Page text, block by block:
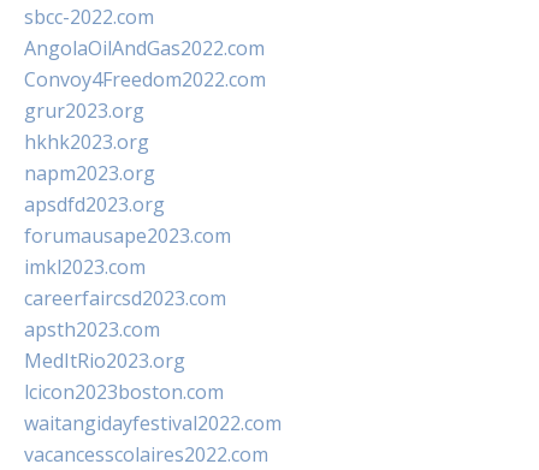
sbcc-2022.com
AngolaOilAndGas2022.com
Convoy4Freedom2022.com
grur2023.org
hkhk2023.org
napm2023.org
apsdfd2023.org
forumausape2023.com
imkl2023.com
careerfaircsd2023.com
apsth2023.com
MedItRio2023.org
lcicon2023boston.com
waitangidayfestival2022.com
vacancesscolaires2022.com